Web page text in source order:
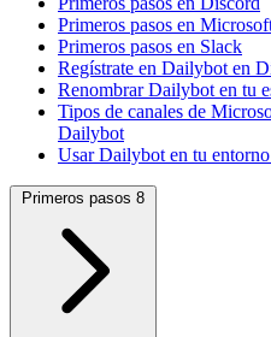
Primeros pasos en
Primeros pasos en Slack
Regístrate en Dailybot en
Renombrar Dailybot en tu
Tipos de canales de
Dailybot
Usar Dailybot en tu
Primeros pasos 8